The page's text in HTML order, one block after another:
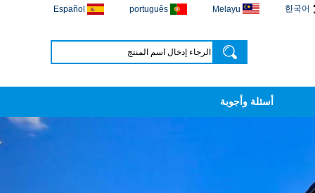
한국어
Melayu
português
Español
أسئلة وأجوبة